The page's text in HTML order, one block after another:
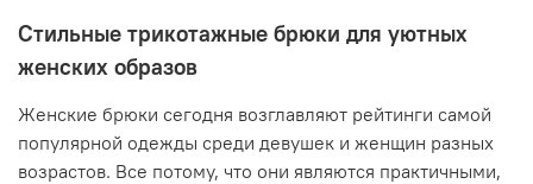
Стильные трикотажные брюки для уютных
женских образов
Женские брюки сегодня возглавляют рейтинги самой
популярной одежды среди девушек и женщин разных
возрастов. Все потому, что они являются практичными,